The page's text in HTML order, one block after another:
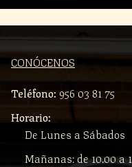
CONÓCENOS
Teléfono: 956 03 81 75
Horario:
De Lunes a Sábados
Mañanas: de 10.00 a